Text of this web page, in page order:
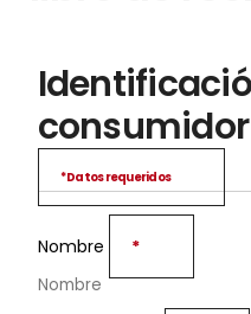
* Datos requeridos
Nombre *